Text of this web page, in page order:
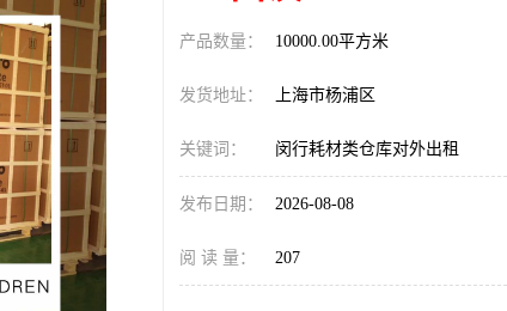
产品数量： 10000.00平方米
发货地址： 上海市杨浦区
关键词： 闵行耗材类仓库对外出租
发布日期： 2026-08-08
阅 读 量： 207